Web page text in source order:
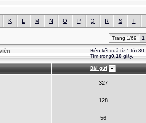
K L M N O P Q R S T
Trang 1/69 1
Hiện kết quả từ 1 tới 30
Tìm trong0,10giây.
Bài gửi
327
128
56